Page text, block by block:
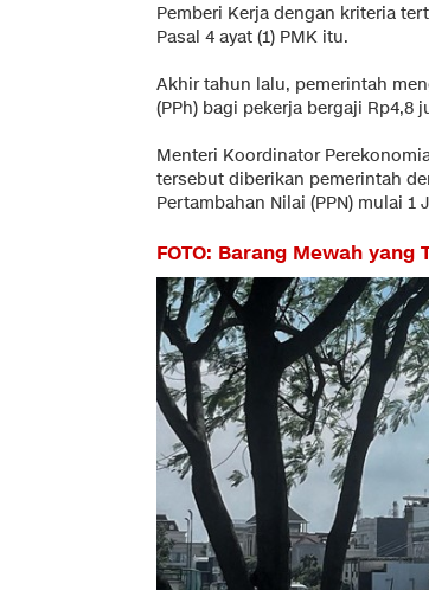
Pemberi Kerja dengan kriteria
Pasal 4 ayat (1) PMK itu.
Akhir tahun lalu, pemerintah
(PPh) bagi pekerja bergaji Rp4,8
Menteri Koordinator
tersebut diberikan pemerintah
Pertambahan Nilai (PPN) mulai 1
FOTO: Barang Mewah yang